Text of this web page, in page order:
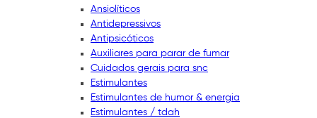
Ansiolíticos
Antidepressivos
Antipsicóticos
Auxiliares para parar de fumar
Cuidados gerais para snc
Estimulantes
Estimulantes de humor & energia
Estimulantes / tdah